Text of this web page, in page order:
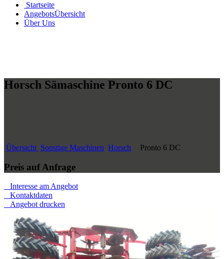
Startseite
AngebotsÜbersicht
Über Uns
Horsch Sämaschine Pronto 6 DC
Übersicht Sonstige Maschinen Horsch Pronto 6 DC
Preis auf Anfrage
Interesse am Angebot
Kontaktdaten
Angebot drucken